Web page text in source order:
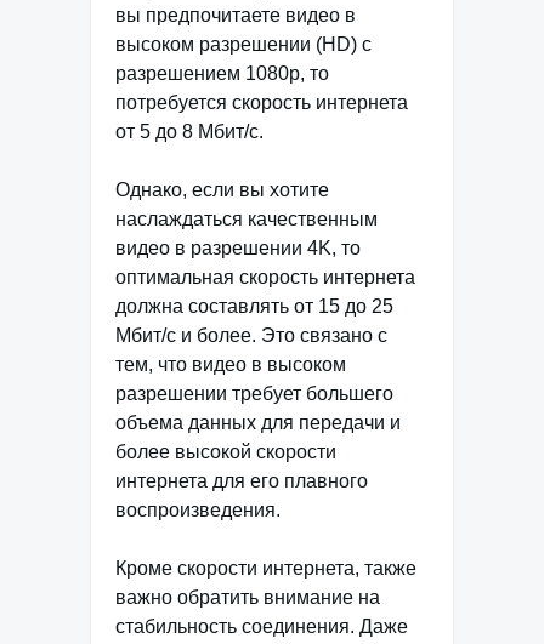
вы предпочитаете видео в
высоком разрешении (HD) с
разрешением 1080p, то
потребуется скорость интернета
от 5 до 8 Мбит/с.
Однако, если вы хотите
наслаждаться качественным
видео в разрешении 4K, то
оптимальная скорость интернета
должна составлять от 15 до 25
Мбит/с и более. Это связано с
тем, что видео в высоком
разрешении требует большего
объема данных для передачи и
более высокой скорости
интернета для его плавного
воспроизведения.
Кроме скорости интернета, также
важно обратить внимание на
стабильность соединения. Даже